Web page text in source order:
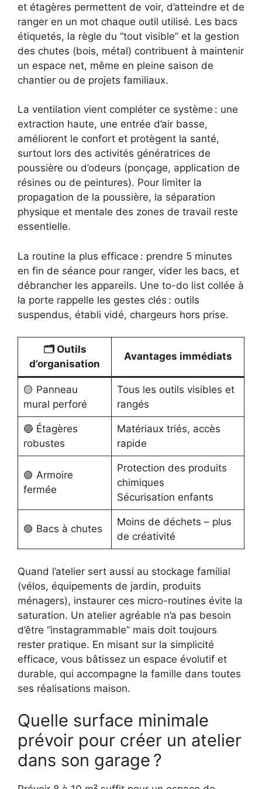
et étagères permettent de voir, d’atteindre et de
ranger en un mot chaque outil utilisé. Les bacs
étiquetés, la règle du “tout visible” et la gestion
des chutes (bois, métal) contribuent à maintenir
un espace net, même en pleine saison de
chantier ou de projets familiaux.
La ventilation vient compléter ce système : une
extraction haute, une entrée d’air basse,
améliorent le confort et protègent la santé,
surtout lors des activités génératrices de
poussière ou d’odeurs (ponçage, application de
résines ou de peintures). Pour limiter la
propagation de la poussière, la séparation
physique et mentale des zones de travail reste
essentielle.
La routine la plus efficace : prendre 5 minutes
en fin de séance pour ranger, vider les bacs, et
débrancher les appareils. Une to-do list collée à
la porte rappelle les gestes clés : outils
suspendus, établi vidé, chargeurs hors prise.
🗂️ Outils
d’organisation
Avantages immédiats
🟡 Panneau
mural perforé
Tous les outils visibles et
rangés
🔵 Étagères
robustes
Matériaux triés, accès
rapide
🟢 Armoire
fermée
Protection des produits
chimiques
Sécurisation enfants
🟣 Bacs à chutes
Moins de déchets – plus
de créativité
Quand l’atelier sert aussi au stockage familial
(vélos, équipements de jardin, produits
ménagers), instaurer ces micro-routines évite la
saturation. Un atelier agréable n’a pas besoin
d’être “instagrammable” mais doit toujours
rester pratique. En misant sur la simplicité
efficace, vous bâtissez un espace évolutif et
durable, qui accompagne la famille dans toutes
ses réalisations maison.
Quelle surface minimale
prévoir pour créer un atelier
dans son garage ?